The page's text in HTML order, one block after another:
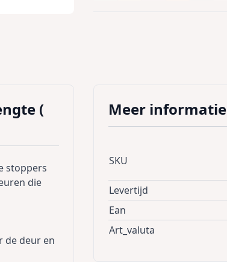
(
stoppers
die
de deur en
Meer informatie
SKU
Levertijd
Ean
Art_valuta